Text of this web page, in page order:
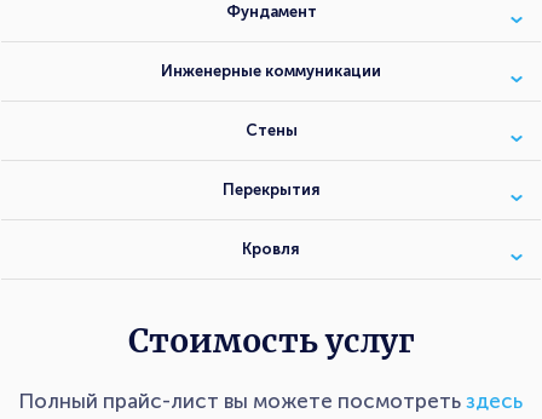
Фундамент
Инженерные коммуникации
Стены
Перекрытия
Кровля
Стоимость услуг
Полный прайс-лист вы можете посмотреть здесь